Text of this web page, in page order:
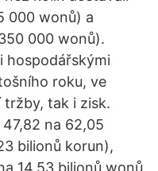
000 wonů) a
000 wonů).
hospodářskými
roku, ve
tak i zisk.
na 62,05
bilionů korun),
14,53 bilionů wonů